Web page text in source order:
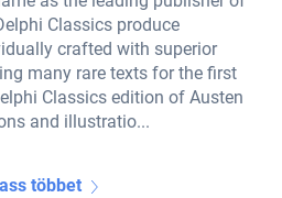
Classics produce
crafted with superior
many rare texts for the first
Classics edition of Austen
and illustratio...
többet